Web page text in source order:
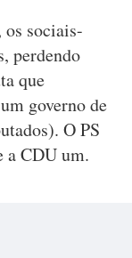
os sociais-
perdendo
que
governo de
O PS
a CDU um.